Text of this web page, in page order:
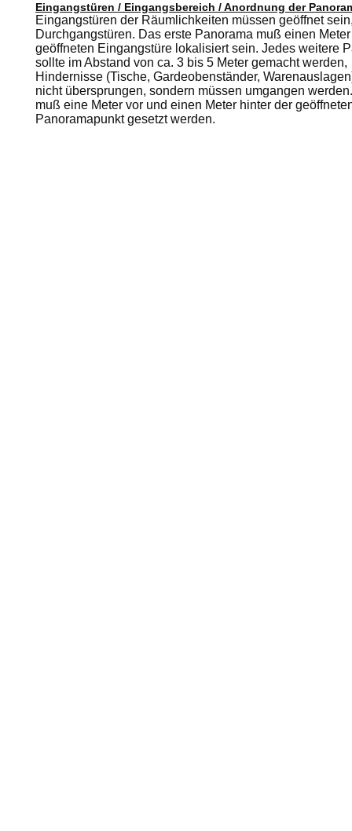
Eingangstüren / Eingangsbereich / Anordnung der
Eingangstüren der Räumlichkeiten müssen geöffnet
Durchgangstüren. Das erste Panorama muß einen
geöffneten Eingangstüre lokalisiert sein. Jedes weitere
sollte im Abstand von ca. 3 bis 5 Meter gemacht werden,
Hindernisse (Tische, Gardeobenständer,
nicht übersprungen, sondern müssen umgangen
muß eine Meter vor und einen Meter hinter der
Panoramapunkt gesetzt werden.